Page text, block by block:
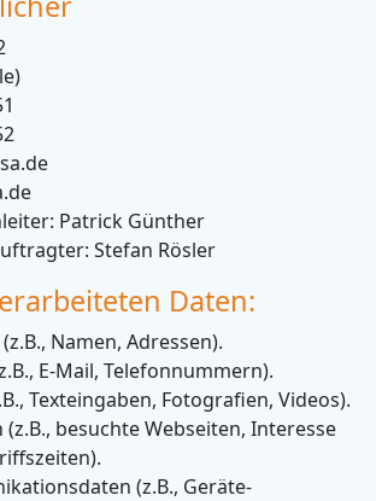
Patrick Günther
Stefan Rösler
Daten:
Namen, Adressen).
E-Mail, Telefonnummern).
Texteingaben, Fotografien, Videos).
besuchte Webseiten, Interesse
(z.B., Geräte-